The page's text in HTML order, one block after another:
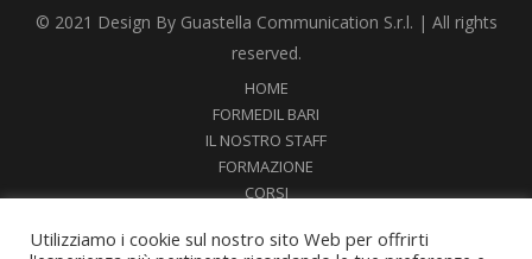
© 2021 Design By Guastella Communication S.r.l. | All rights
reserved.
HOME
FORMEDIL BARI
IL NOSTRO STAFF
FORMAZIONE
CORSI
SEMINARI
Utilizziamo i cookie sul nostro sito Web per offrirti